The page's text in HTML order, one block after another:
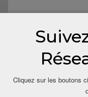
Cliquez sur les boutons